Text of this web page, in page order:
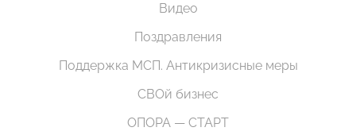
Видео
Поздравления
Поддержка МСП. Антикризисные меры
СВОй бизнес
ОПОРА — СТАРТ